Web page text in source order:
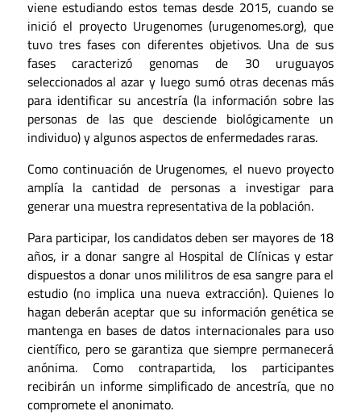
viene estudiando estos temas desde 2015, cuando se
inició el proyecto Urugenomes (urugenomes.org), que
tuvo tres fases con diferentes objetivos. Una de sus
fases caracterizó genomas de 30 uruguayos
seleccionados al azar y luego sumó otras decenas más
para identificar su ancestría (la información sobre las
personas de las que desciende biológicamente un
individuo) y algunos aspectos de enfermedades raras.
Como continuación de Urugenomes, el nuevo proyecto
amplía la cantidad de personas a investigar para
generar una muestra representativa de la población.
Para participar, los candidatos deben ser mayores de 18
años, ir a donar sangre al Hospital de Clínicas y estar
dispuestos a donar unos mililitros de esa sangre para el
estudio (no implica una nueva extracción). Quienes lo
hagan deberán aceptar que su información genética se
mantenga en bases de datos internacionales para uso
científico, pero se garantiza que siempre permanecerá
anónima. Como contrapartida, los participantes
recibirán un informe simplificado de ancestría, que no
compromete el anonimato.